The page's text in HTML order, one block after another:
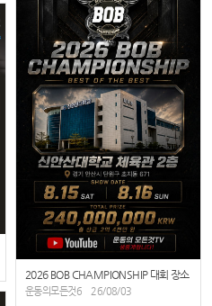
2026 BOB CHAMPIONSHIP 대회 장소
운동의모든것6 26/08/03